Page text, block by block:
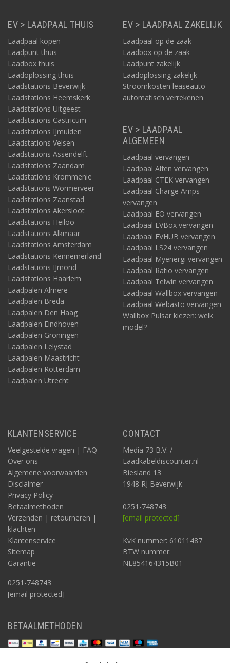
EV > LAADPAAL THUIS
Laadpaal kopen
Laadpunt thuis
Laadbox thuis
Laadoplossing thuis
Laadstations Beverwijk
Laadstations Heemskerk
Laadstations Uitgeest
Laadstations Castricum
Laadstations IJmuiden
Laadstations Velsen
Laadstations Assendelft
Laadstations Zaandam
Laadstations Krommenie
Laadstations Wormerveer
Laadstations Zaanstad
Laadstations Akersloot
Laadstations Heiloo
Laadstations Alkmaar
Laadstations Amsterdam
Laadstations Kennemerland
Laadstations IJmond
Laadstations Haarlem
Laadpalen Almere
Laadpalen Breda
Laadpalen Den Haag
Laadpalen Eindhoven
Laadpalen Groningen
Laadpalen Lelystad
Laadpalen Maastricht
Laadpalen Rotterdam
Laadpalen Utrecht
EV > LAADPAAL ZAKELIJK
Laadpaal op de zaak
Laadbox op de zaak
Laadpunt zakelijk
Laadoplossing zakelijk
Stroomkosten leaseauto
automatisch verrekenen
EV > LAADPAAL
ALGEMEEN
Laadpaal vervangen
Laadpaal Alfen vervangen
Laadpaal CTEK vervangen
Laadpaal Charge Amps
vervangen
Laadpaal EO vervangen
Laadpaal EVBox vervangen
Laadpaal EVHUB vervangen
Laadpaal LS24 vervangen
Laadpaal Myenergi vervangen
Laadpaal Ratio vervangen
Laadpaal Telwin vervangen
Laadpaal Wallbox vervangen
Laadpaal Webasto vervangen
Wallbox Pulsar kiezen: welk
model?
KLANTENSERVICE
Veelgestelde vragen | FAQ
Over ons
Algemene voorwaarden
Disclaimer
Privacy Policy
Betaalmethoden
Verzenden | retourneren |
klachten
Klantenservice
Sitemap
Garantie
0251-748743
[email protected]
CONTACT
Media 73 B.V. /
Laadkabeldiscounter.nl
Biesland 13
1948 RJ Beverwijk
0251-748743
[email protected]
KvK nummer: 61011487
BTW nummer:
NL854164315B01
BETAALMETHODEN